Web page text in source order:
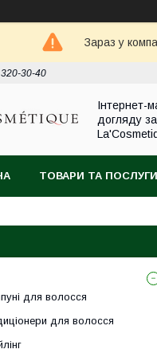
Зараз у
30-40
Інтернет-
догляду
ТОВАРИ ТА ПОСЛУГИ
для волосся
для волосся